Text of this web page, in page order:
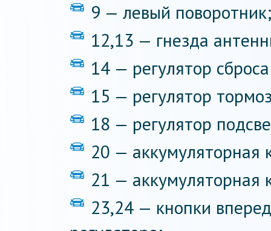
9 — левый поворотник;
12,13 — гнезда
14 — регулятор
15 — регулятор
18 — регулятор
20 — аккумуляторная
21 — аккумуляторная
23,24 — кнопки